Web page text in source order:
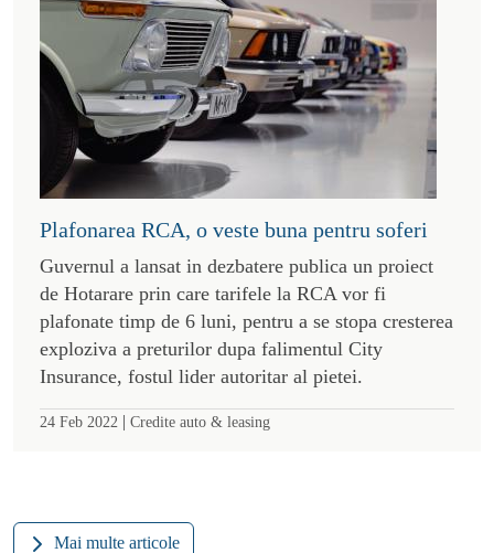
Plafonarea RCA, o veste buna pentru soferi
Guvernul a lansat in dezbatere publica un proiect
de Hotarare prin care tarifele la RCA vor fi
plafonate timp de 6 luni, pentru a se stopa cresterea
exploziva a preturilor dupa falimentul City
Insurance, fostul lider autoritar al pietei.
24 Feb 2022 | Credite auto & leasing
Mai multe articole